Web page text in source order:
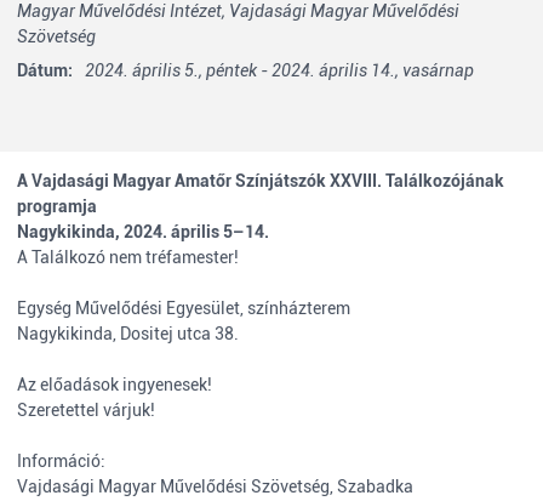
Magyar Művelődési Intézet, Vajdasági Magyar Művelődési
Szövetség
Dátum:
2024. április 5., péntek - 2024. április 14., vasárnap
A Vajdasági Magyar Amatőr Színjátszók XXVIII. Találkozójának
programja
Nagykikinda, 2024. április 5–14.
A Találkozó nem tréfamester!
Egység Művelődési Egyesület, színházterem
Nagykikinda, Dositej utca 38.
Az előadások ingyenesek!
Szeretettel várjuk!
Információ:
Vajdasági Magyar Művelődési Szövetség, Szabadka